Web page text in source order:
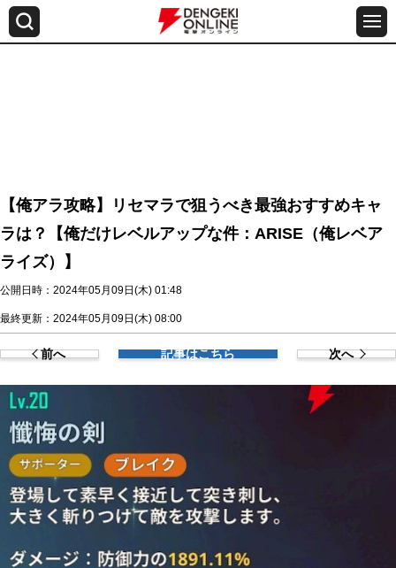
【俺アラ攻略】リセマラで狙うべき最強おすすめキャ
ラは？【俺だけレベルアップな件：ARISE（俺レベア
ライズ）】
公開日時：2024年05月09日(木) 01:48
最終更新：2024年05月09日(木) 08:00
前へ 記事はこちら 次へ